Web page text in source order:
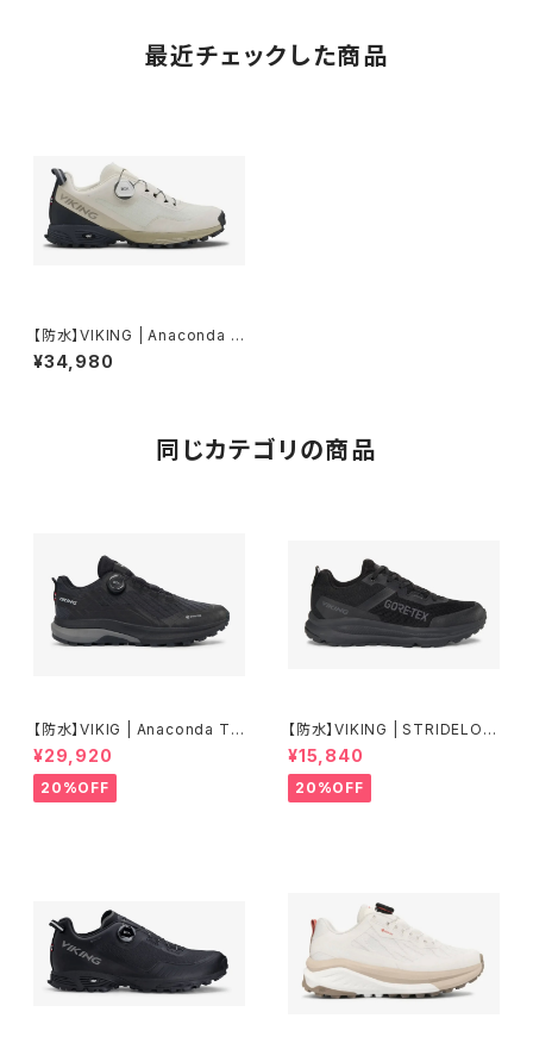
最近チェックした商品
【防水】VIKING | Anaconda Li
ght 5 Low GTX BOA | CREA
M/CHARCOAL | Unisex
¥34,980
同じカテゴリの商品
【防水】VIKIG | Anaconda Tra
il Low GTX BOA | BLACK/W
HITE | Men
¥29,920
20%OFF
【防水】VIKING | STRIDELOW
GTX | BLACK | Men
¥15,840
20%OFF